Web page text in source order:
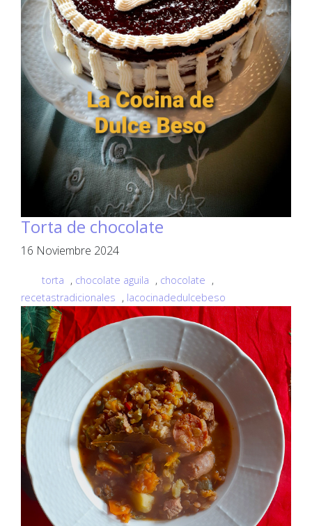
Torta de chocolate
16 Noviembre 2024
torta , chocolate aguila , chocolate ,
recetastradicionales , lacocinadedulcebeso